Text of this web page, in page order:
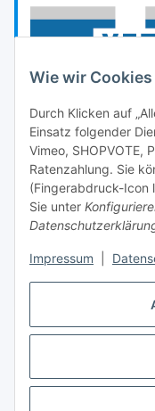
Wie wir
Durch Klicken auf
Einsatz folgender
Vimeo, SHOPVOTE,
Ratenzahlung. Sie
(Fingerabdruck-Icon
Sie unter
Impressum
* Alle Preise inkl.